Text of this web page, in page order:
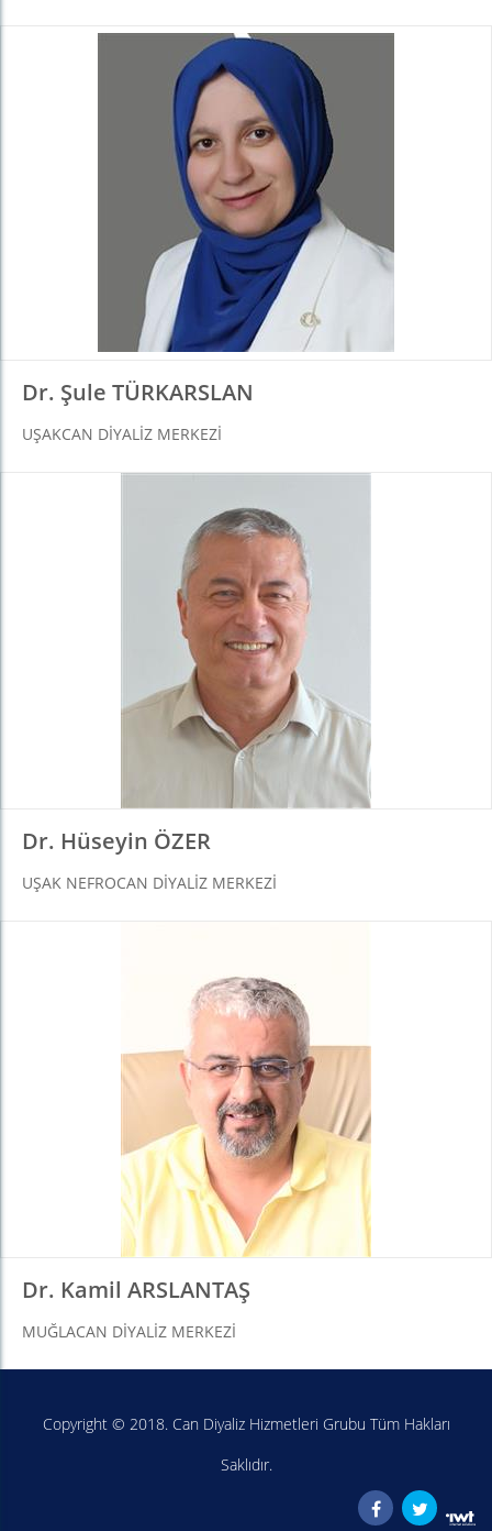
Dr. Şule TÜRKARSLAN
UŞAKCAN DIYALIZ MERKEZI
Dr. Hüseyin ÖZER
UŞAK NEFROCAN DIYALIZ MERKEZI
Dr. Kamil ARSLANTAŞ
MUĞLACAN DIYALIZ MERKEZI
Copyright © 2018. Can Diyaliz Hizmetleri Grubu Tüm Hakları
Saklıdır.